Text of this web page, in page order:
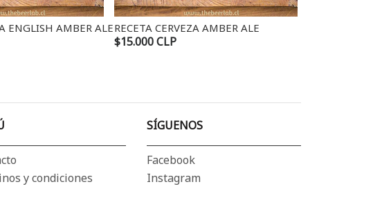
AMBER ALERECETA CERVEZA AMBER ALE
$15.000 CLP
y condiciones
SÍGUENOS
Facebook
Instagram